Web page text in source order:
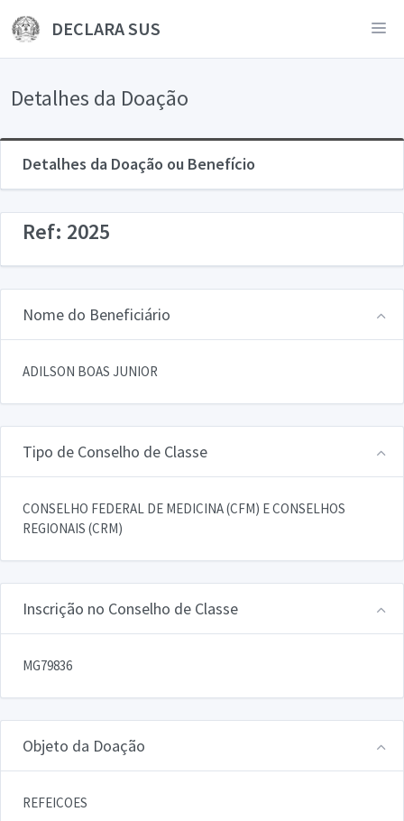
DECLARA SUS
Detalhes da Doação
Detalhes da Doação ou Benefício
Ref: 2025
Nome do Beneficiário
ADILSON BOAS JUNIOR
Tipo de Conselho de Classe
CONSELHO FEDERAL DE MEDICINA (CFM) E CONSELHOS
REGIONAIS (CRM)
Inscrição no Conselho de Classe
MG79836
Objeto da Doação
REFEICOES